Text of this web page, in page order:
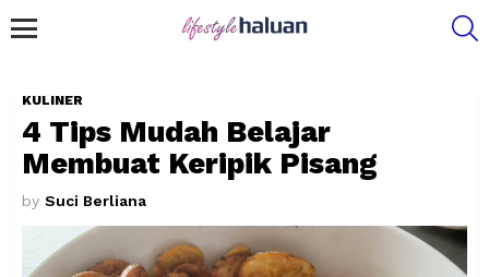
KULINER
4 Tips Mudah Belajar
Membuat Keripik Pisang
by Suci Berliana